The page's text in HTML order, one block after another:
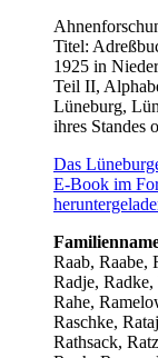
Titel:
1925 in
Teil II,
Lüneburg,
ihres Standes
Das
E-Book im
Raab, Raabe,
Radje, Radke,
Rahe,
Raschke,
Rathsack,